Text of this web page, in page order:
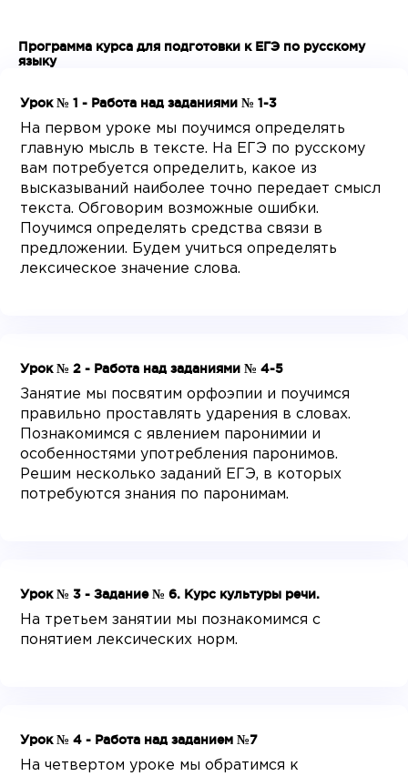
Программа курса для подготовки к ЕГЭ по русскому
языку
Урок № 1 - Работа над заданиями № 1-3
На первом уроке мы поучимся определять
главную мысль в тексте. На ЕГЭ по русскому
вам потребуется определить, какое из
высказываний наиболее точно передает смысл
текста. Обговорим возможные ошибки.
Поучимся определять средства связи в
предложении. Будем учиться определять
лексическое значение слова.
Урок № 2 - Работа над заданиями № 4-5
Занятие мы посвятим орфоэпии и поучимся
правильно проставлять ударения в словах.
Познакомимся с явлением паронимии и
особенностями употребления паронимов.
Решим несколько заданий ЕГЭ, в которых
потребуются знания по паронимам.
Урок № 3 - Задание № 6. Курс культуры речи.
На третьем занятии мы познакомимся с
понятием лексических норм.
Урок № 4 - Работа над заданием №7
На четвертом уроке мы обратимся к